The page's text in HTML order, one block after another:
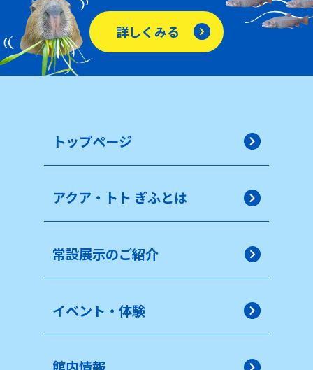
詳しくみる
トップページ
アクア・トト ぎふとは
常設展示のご紹介
イベント・体験